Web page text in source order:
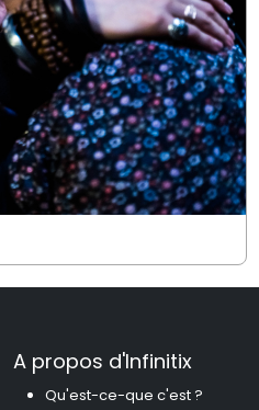
A propos d'Infinitix
Qu'est-ce-que c'est ?